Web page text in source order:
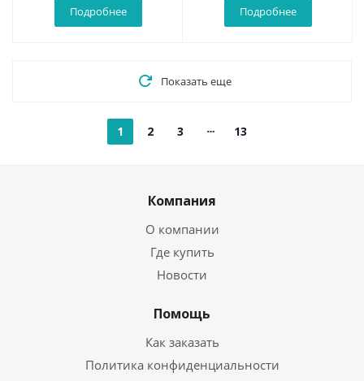
Подробнее Подробнее
Показать еще
1 2 3 13
Компания
О компании
Где купить
Новости
Помощь
Как заказать
Политика конфиденциальности